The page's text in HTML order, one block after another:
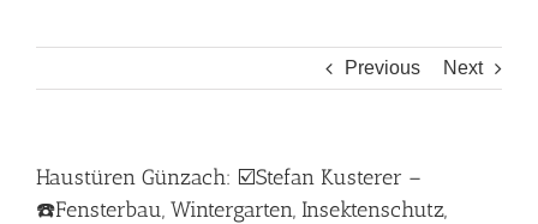
Previous Next
Haustüren Günzach: ☑️Stefan Kusterer –
☎️Fensterbau, Wintergarten, Insektenschutz,